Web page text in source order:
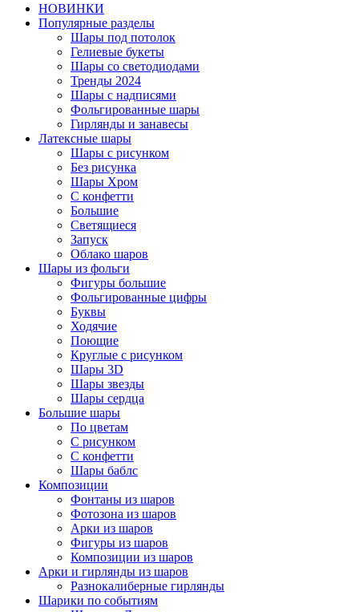
НОВИНКИ
Популярные разделы
Шары под потолок
Гелиевые букеты
Шары со светодиодами
Тренды 2024
Шары с надписями
Фольгированные шары
Гирлянды и занавесы
Латексные шары
Шары с рисунком
Без рисунка
Шары Хром
C конфетти
Большие
Светящиеся
Запуск
Облако шаров
Шары из фольги
Фигуры большие
Фольгированные цифры
Буквы
Ходячие
Поющие
Круглые с рисунком
Шары 3D
Шары звезды
Шары сердца
Большие шары
По цветам
С рисунком
С конфетти
Шары баблс
Композиции
Фонтаны из шаров
Фотозона из шаров
Арки из шаров
Фигуры из шаров
Композиции из шаров
Арки и гирлянды из шаров
Разнокалиберные гирлянды
Шарики по событиям